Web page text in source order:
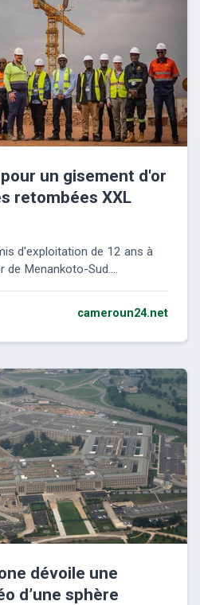
un gisement d'or
retombées XXL
d'exploitation de 12 ans à
Menankoto-Sud....
cameroun24.net
dévoile une
d’une sphère